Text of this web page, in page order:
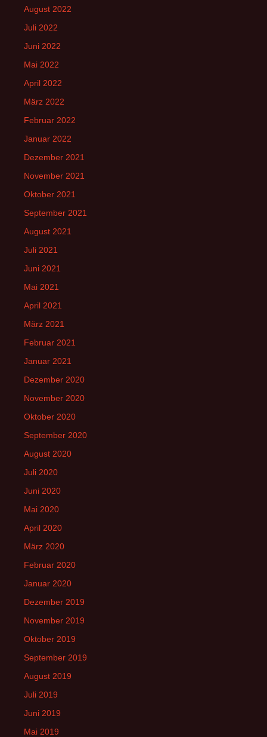
August 2022
Juli 2022
Juni 2022
Mai 2022
April 2022
März 2022
Februar 2022
Januar 2022
Dezember 2021
November 2021
Oktober 2021
September 2021
August 2021
Juli 2021
Juni 2021
Mai 2021
April 2021
März 2021
Februar 2021
Januar 2021
Dezember 2020
November 2020
Oktober 2020
September 2020
August 2020
Juli 2020
Juni 2020
Mai 2020
April 2020
März 2020
Februar 2020
Januar 2020
Dezember 2019
November 2019
Oktober 2019
September 2019
August 2019
Juli 2019
Juni 2019
Mai 2019